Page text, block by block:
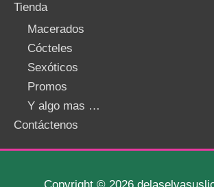
Tienda
Macerados
Cócteles
Sexóticos
Promos
Y algo mas …
Contáctenos